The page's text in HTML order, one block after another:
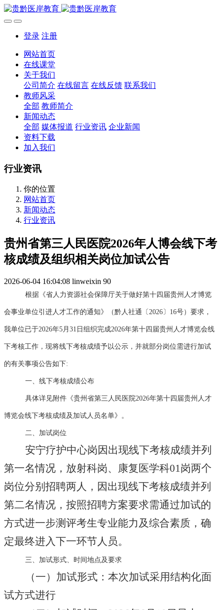
登录 注册
网站首页
在线课堂
关于我们
公司简介 在线留言 在线反馈 联系我们
教师风采
全部 教师简介
新闻动态
全部 媒体报道 行业资讯 企业新闻
资料下载
加入我们
行业资讯
你的位置
网站首页
新闻动态
行业资讯
贵州省第三人民医院2026年人博会线下考
核成绩及组织相关岗位加试公告
2026-06-04 16:04:08 linweixin 90
根据《省人力资源社会保障厅关于做好第十四届贵州人才博览
会事业单位引进人才工作的通知》（黔人社通〔2026〕16号）要求，
我单位已于2026年5月31日组织完成2026年第十四届贵州人才博览会线
下考核工作，现将线下考核成绩予以公示，并就部分岗位需进行加试
的有关事项公告如下:
一、线下考核成绩公布
具体详见附件《贵州省第三人民医院2026年第十四届贵州人才
博览会线下考核成绩及加试人员名单》。
二、加试岗位
安宁疗护中心岗因出现线下考核成绩并列
第一名情况， 放射科岗、康复医学科01岗两个
岗位分别招聘两人，因出现线下考核成绩并列
第二名情况，按照招聘方案要求需通过加试的
方式进一步测评考生专业能力及综合素质，确
定最终进入下一环节人员。
三、加试形式、时间地点及要求
（一）加试形式：本次加试采用结构化面
试方式进行